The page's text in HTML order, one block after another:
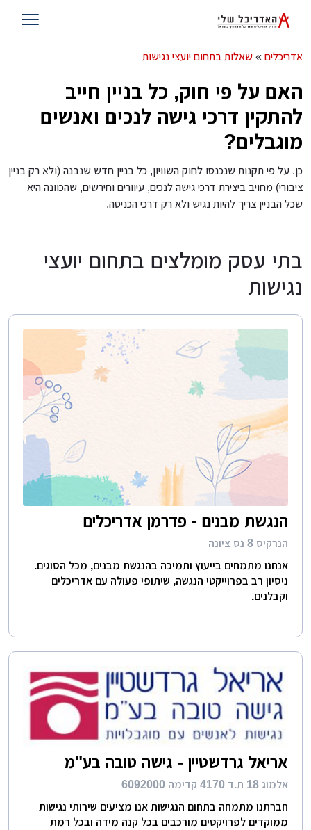
אדריכלים » שאלות בתחום יועצי נגישות
האם על פי חוק, כל בניין חייב
להתקין דרכי גישה לנכים ואנשים
מוגבלים?
כן. על פי תקנות שנכנסו לחוק השוויון, כל בניין חדש שנבנה (ולא רק בניין
ציבורי) מחויב ביצירת דרכי גישה לנכים, עיוורים וחירשים, שהכוונה היא
שכל הבניין צריך להיות נגיש ולא רק דרכי הכניסה.
בתי עסק מומלצים בתחום יועצי
נגישות
הנגשת מבנים - פדרמן אדריכלים
הנרקיס 8 נס ציונה
אנחנו מתמחים בייעוץ ותמיכה בהנגשת מבנים, מכל הסוגים.
ניסיון רב בפרוייקטי הנגשה, שיתופי פעולה עם אדריכלים
וקבלנים.
אריאל גרדשטיין - גישה טובה בע"מ
אלמוג 18 ת.ד 4170 קדימה 6092000
חברתנו מתמחה בתחום הנגישות אנו מציעים שירותי נגישות
ממוקדים לפרויקטים מורכבים בכל קנה מידה ובכל רמת